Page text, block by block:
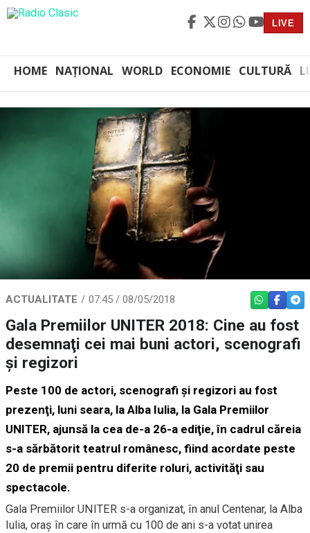
LIVE
HOME NAȚIONAL WORLD ECONOMIE CULTURĂ
ACTUALITATE 07:45 / 08/05/2018 WHATSAPP
Gala Premiilor UNITER 2018: Cine au fost
desemnaţi cei mai buni actori, scenografi
şi regizori
Peste 100 de actori, scenografi şi regizori au fost
prezenţi, luni seara, la Alba Iulia, la Gala Premiilor
UNITER, ajunsă la cea de-a 26-a ediţie, în cadrul căreia
s-a sărbătorit teatrul românesc, fiind acordate peste
20 de premii pentru diferite roluri, activităţi sau
spectacole.
Gala Premiilor UNITER s-a organizat, în anul Centenar, la Alba
Iulia, oraş în care în urmă cu 100 de ani s-a votat unirea